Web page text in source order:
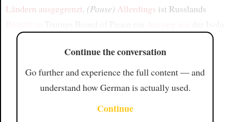
Ländern ausgegrenzt. (Pause) Allerdings ist Russlands
Continue the conversation
Go further and experience the full content — and
understand how German is actually used.
Continue